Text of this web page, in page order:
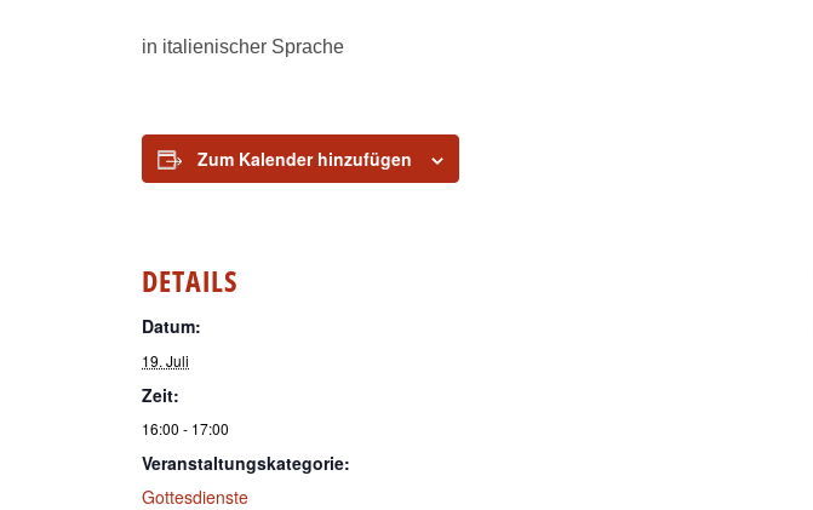
in italienischer Sprache
Zum Kalender hinzufügen
DETAILS
Datum:
19. Juli
Zeit:
16:00 - 17:00
Veranstaltungskategorie:
Gottesdienste